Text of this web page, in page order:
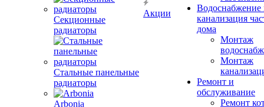
Секционные
радиаторы
Стальные панельные
радиаторы
Arbonia
Акции
Водоснабжение
канализация
дома
Монтаж
Монтаж
Ремонт и
обслуживание
Ремонт